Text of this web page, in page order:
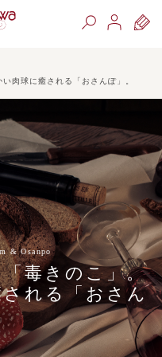
肉球に癒される「おさんぽ」。
& Osanpo
毒きのこ」。
れる「おさん